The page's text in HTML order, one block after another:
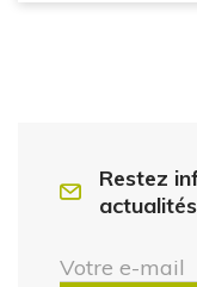
Restez
actualités
Votre e-mail